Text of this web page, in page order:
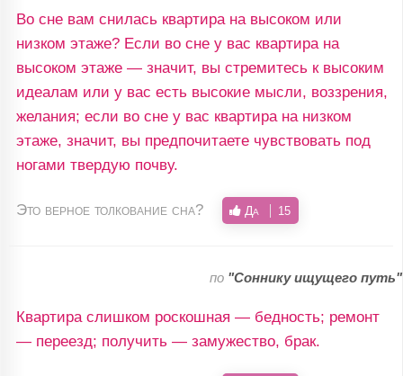
Во сне вам снилась квартира на высоком или
низком этаже? Если во сне у вас квартира на
высоком этаже — значит, вы стремитесь к высоким
идеалам или у вас есть высокие мысли, воззрения,
желания; если во сне у вас квартира на низком
этаже, значит, вы предпочитаете чувствовать под
ногами твердую почву.
Это верное толкование сна? Да 15
по "Соннику ищущего путь"
Квартира слишком роскошная — бедность; ремонт
— переезд; получить — замужество, брак.